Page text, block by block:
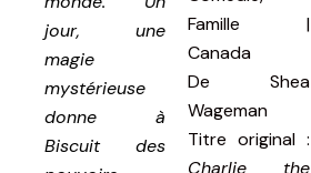
jour, une
magie
mystérieuse
donne à
Biscuit des
Famille |
Canada
De Shea
Wageman
Titre original :
Charlie the